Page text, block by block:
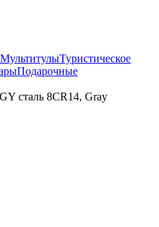
МультитулыТуристическое
Подарочные
сталь 8CR14, Gray